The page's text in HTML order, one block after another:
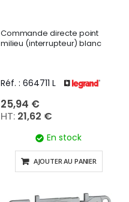
Commande directe point
milieu (interrupteur) blanc
Réf. : 664711 L
25,94 €
21,62 €
En stock
AJOUTER AU PANIER